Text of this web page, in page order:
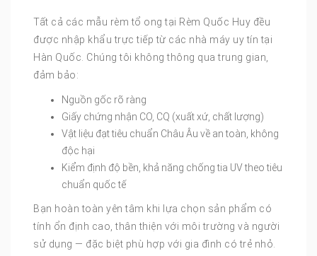
Tất cả các mẫu rèm tổ ong tại Rèm Quốc Huy đều
được nhập khẩu trực tiếp từ các nhà máy uy tín tại
Hàn Quốc. Chúng tôi không thông qua trung gian,
đảm bảo:
Nguồn gốc rõ ràng
Giấy chứng nhận CO, CQ (xuất xứ, chất lượng)
Vật liệu đạt tiêu chuẩn Châu Âu về an toàn, không
độc hại
Kiểm định độ bền, khả năng chống tia UV theo tiêu
chuẩn quốc tế
Bạn hoàn toàn yên tâm khi lựa chọn sản phẩm có
tính ổn định cao, thân thiện với môi trường và người
sử dụng — đặc biệt phù hợp với gia đình có trẻ nhỏ.